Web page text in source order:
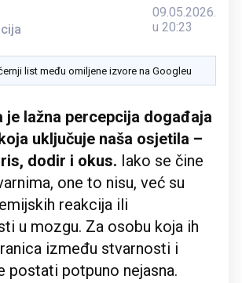
09.05.2026.
u 20:23
list među omiljene izvore na Googleu
je lažna percepcija događaja
uključuje naša osjetila –
dodir i okus. Iako se čine
one to nisu, već su
reakcija ili
u mozgu. Za osobu koja ih
između stvarnosti i
postati potpuno nejasna.